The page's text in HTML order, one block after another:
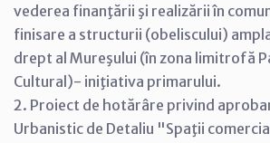
vederea finanţării şi realizării în
finisare a structurii (obeliscului)
drept al Mureşului (în zona limitrofă
Cultural)- iniţiativa primarului.
2. Proiect de hotărâre privind
Urbanistic de Detaliu "Spaţii